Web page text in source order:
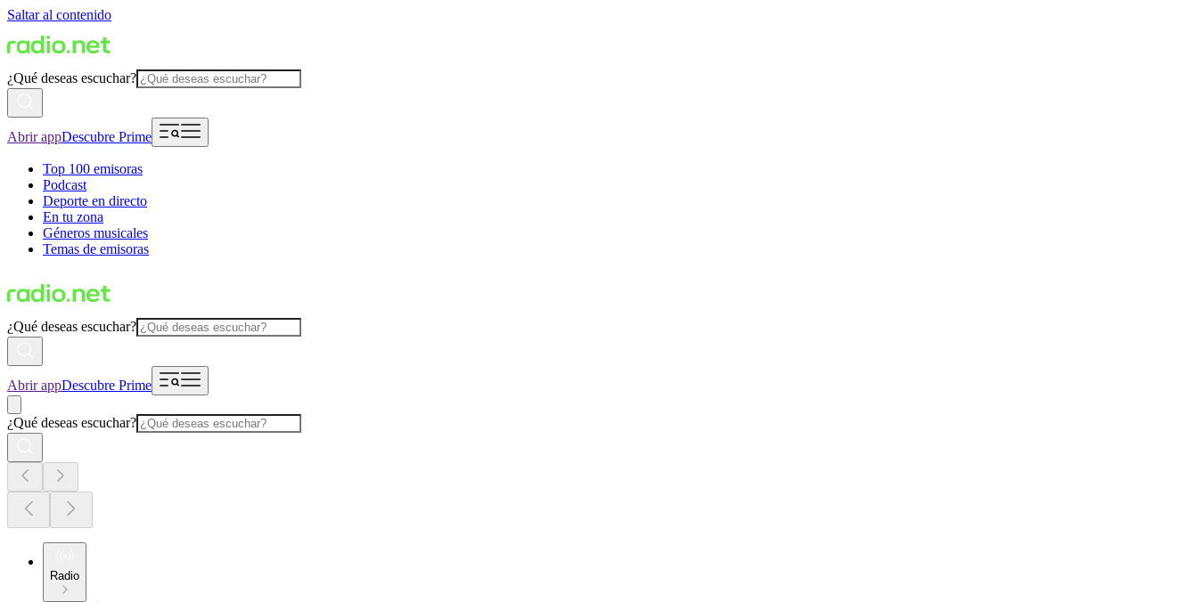
Saltar al contenido
¿Qué deseas escuchar?
Abrir appDescubre Prime
Top 100 emisoras
Podcast
Deporte en directo
En tu zona
Géneros musicales
Temas de emisoras
¿Qué deseas escuchar?
Abrir appDescubre Prime
¿Qué deseas escuchar?
Radio